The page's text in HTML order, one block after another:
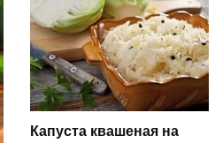
Капуста квашеная на